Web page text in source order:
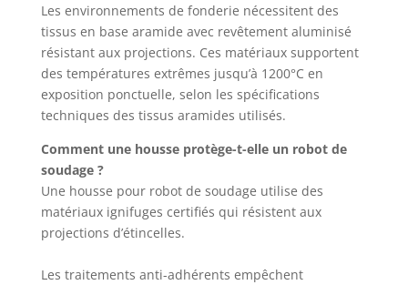
Les environnements de fonderie nécessitent des
tissus en base aramide avec revêtement aluminisé
résistant aux projections. Ces matériaux supportent
des températures extrêmes jusqu’à 1200°C en
exposition ponctuelle, selon les spécifications
techniques des tissus aramides utilisés.
Comment une housse protège-t-elle un robot de
soudage ?
Une housse pour robot de soudage utilise des
matériaux ignifuges certifiés qui résistent aux
projections d’étincelles.
Les traitements anti-adhérents empêchent